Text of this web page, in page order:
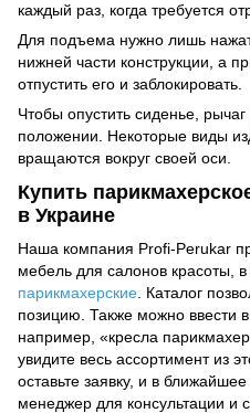
каждый раз, когда требуется
Для подъема нужно лишь
нижней части конструкции, а
отпустить его и заблокировать.
Чтобы опустить сиденье,
положении. Некоторые виды
вращаются вокруг своей оси.
Купить
в Украине
Наша компания Profi-Perukar
мебель для салонов красоты,
парикмахерские . Каталог
позицию. Также можно ввести в
например, «кресла
увидите весь ассортимент из
оставьте заявку, и в
менеджер для консультации и